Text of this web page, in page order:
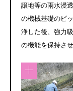
譲地等の雨水浸
の機械基礎のピ
浄した後、強力
の機能を保持させ